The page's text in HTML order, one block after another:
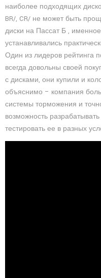
наиболее подходящих
BR/, CR/ не может быть
диски на Пассат Б ,
устанавливались
Один из лидеров рейтинга
всегда довольны своей
с дисками, они купили и
объяснимо – компания
системы торможения и
возможность
тестировать ее в разных